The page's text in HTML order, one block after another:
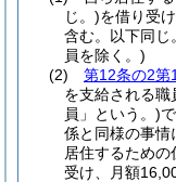
じ。)を借り受
含む。以下同じ
員を除く。)
(2)
第12条の2第
を支給される職
員」という。)
係と同様の事情
居住するための
受け、月額